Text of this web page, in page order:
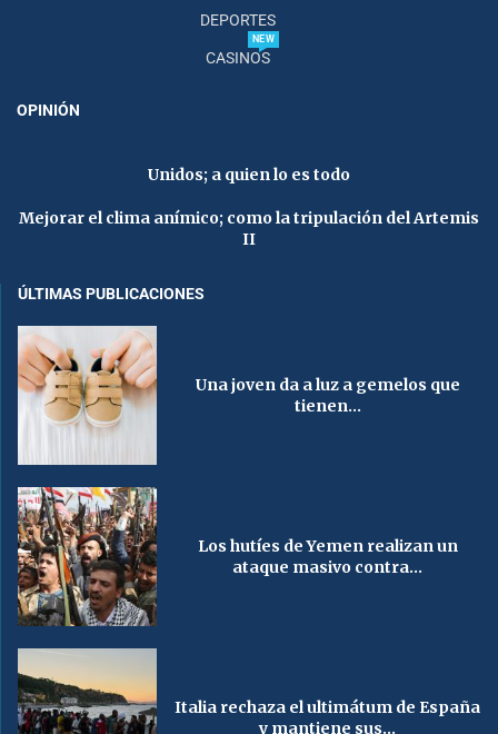
DEPORTES
CASINOS
NEW
OPINIÓN
Unidos; a quien lo es todo
Mejorar el clima anímico; como la tripulación del Artemis
II
ÚLTIMAS PUBLICACIONES
Una joven da a luz a gemelos que
tienen...
Los hutíes de Yemen realizan un
ataque masivo contra...
Italia rechaza el ultimátum de España
y mantiene sus...